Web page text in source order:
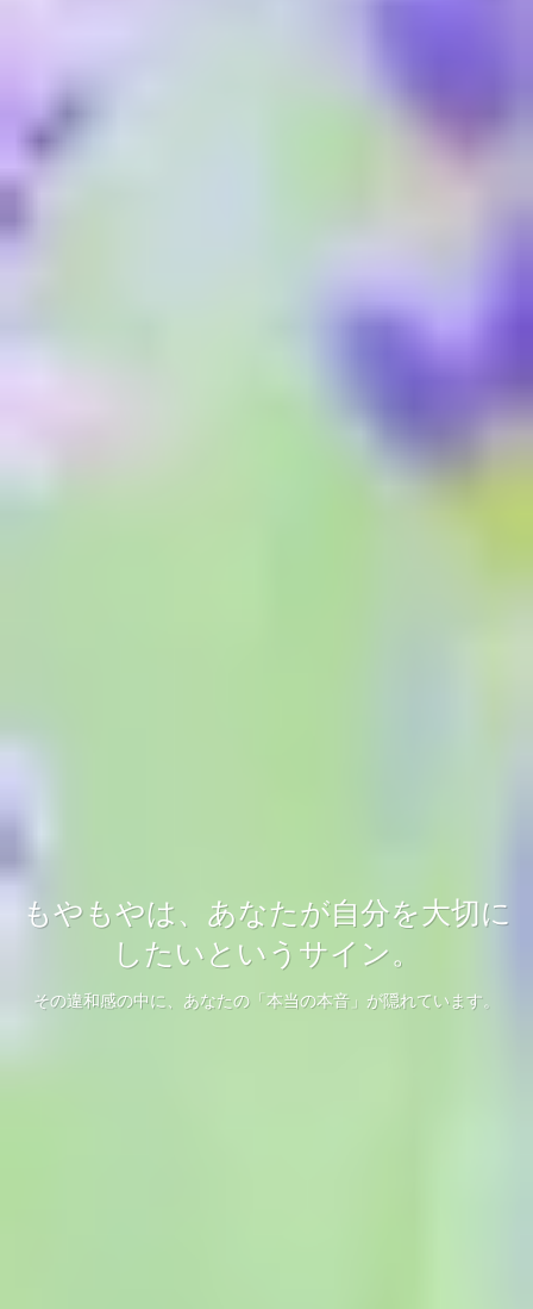
ゆったり、あなたのペースで
心に、ひだまりを
もやもやは、あなたが自分を大切に
したいというサイン。
その違和感の中に、あなたの「本当の本音」が隠れています。